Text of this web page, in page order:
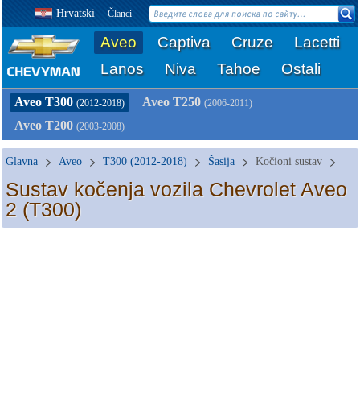
Hrvatski Članci
Aveo Captiva Cruze
Lacetti
Lanos
Niva Tahoe Ostali
Aveo T300 (2012-2018) Aveo T250 (2006-2011)
Aveo T200 (2003-2008)
Glavna Aveo T300 (2012-2018) Šasija Kočioni sustav
Sustav kočenja vozila Chevrolet Aveo
2 (T300)